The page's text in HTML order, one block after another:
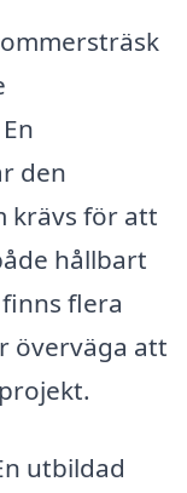
den
krävs för att
hållbart
flera
överväga att
utbildad